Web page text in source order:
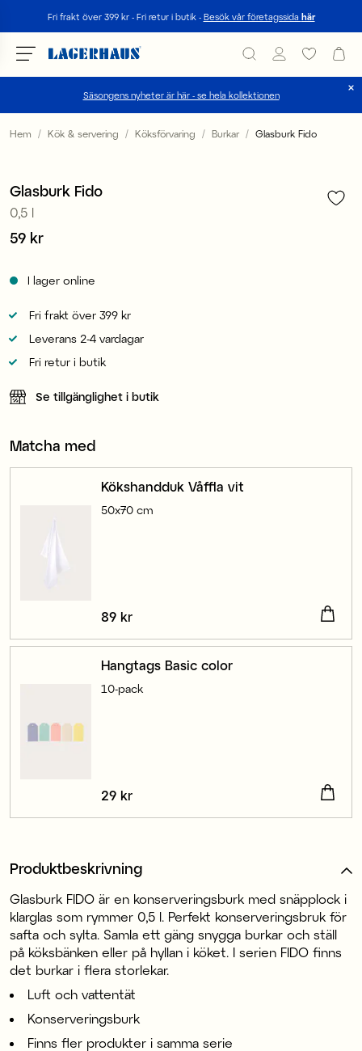
Fri frakt över 399 kr - Fri retur i butik - Besök vår företagssida här
Säsongens nyheter är här - se hela kollektionen
Välj språk / valuta
FI / EUR
Hem Kök & servering Köksförvaring Burkar
Glasburk Fido
Glasburk Fido
0,5 l
Pris:59 kr
59 kr
I lager online
Fri frakt över 399 kr
Leverans 2-4 vardagar
Fri retur i butik
Se tillgänglighet i butik
Matcha med
Kökshandduk Våffla vit
50x70 cm
Pris:89 kr
89 kr
Hangtags Basic color
10-pack
Pris:29 kr
29 kr
Produktbeskrivning
Glasburk FIDO är en konserveringsburk med snäpplock i
klarglas som rymmer 0,5 l. Perfekt konserveringsbruk för
safta och sylta. Samla ett gäng snygga burkar och ställ
på köksbänken eller på hyllan i köket. I serien FIDO finns
det burkar i flera storlekar.
Luft och vattentät
Konserveringsburk
Finns fler produkter i samma serie